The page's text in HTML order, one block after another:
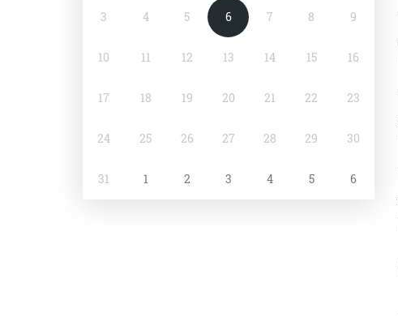
3 4 5 6 7 8 9
10 11 12 13 14 15 16
17 18 19 20 21 22 23
24 25 26 27 28 29 30
31 1 2 3 4 5 6